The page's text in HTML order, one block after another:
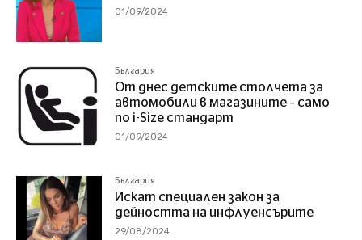
01/09/2024
България
От днес детските столчета за
автомобили в магазините – само
по i-Size стандарт
01/09/2024
България
Искат специален закон за
дейността на инфлуенсърите
29/08/2024